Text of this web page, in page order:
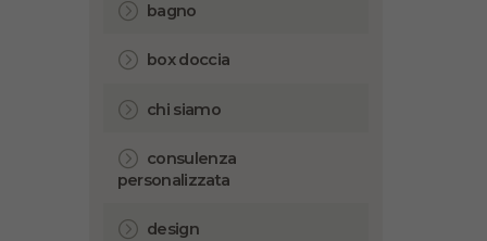
bagno
box doccia
chi siamo
consulenza
personalizzata
design